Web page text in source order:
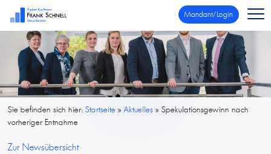
Mandant/Login
Sie befinden sich hier:Startseite »Aktuelles »Spekulationsgewinn nach
vorheriger Entnahme
Zur Newsübersicht